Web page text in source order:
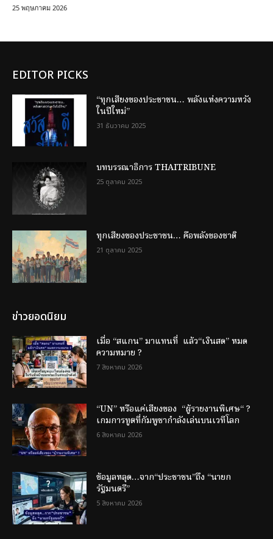
25 พฤษภาคม 2026
EDITOR PICKS
“ทุกเสียงของประชาชน… พลังแห่งความหวัง
ในปีใหม่”
31 ธันวาคม 2025
บทบรรณาธิการ THAITRIBUNE
25 ตุลาคม 2025
ทุกเสียงของประชาชน… คือพลังของชาติ
21 ตุลาคม 2025
ข่าวยอดนิยม
เมื่อ “สแกน” มาแทนที่ แล้ว“เงินสด” หมด
ความหมาย ?
7 สิงหาคม 2026
“UN” หรือแค่เสียงของ “ผู้รายงานพิเศษ“ ?
เกมการทูตที่กัมพูชากำลังเล่นบนเวทีโลก
6 สิงหาคม 2026
ข้อมูลหลุด…จาก“ประชาชน”ถึง “นายก
รัฐมนตรี”
5 สิงหาคม 2026